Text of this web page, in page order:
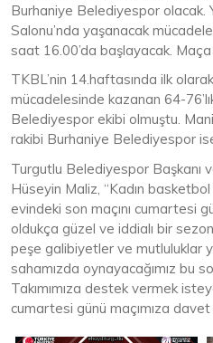
Burhaniye Belediyespor olacak.
Salonu’nda yaşanacak
saat 16.00’da başlayacak.
TKBL’nin 14.haftasında ilk
mücadelesinde kazanan 64-
Belediyespor ekibi olmuştu.
rakibi Burhaniye Belediyespor
Turgutlu Belediyespor Başkanı
Hüseyin Maliz, “Kadın basketbol
evindeki son maçını cumartesi
oldukça güzel ve iddialı bir
peşe galibiyetler ve mutluluklar
sahamızda oynayacağımız bu
Takımımıza destek vermek
cumartesi günü maçımıza